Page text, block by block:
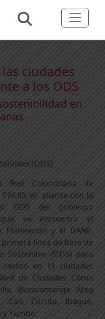
ciudades
a los ODS
en
(ODS)
Red Colombiana de
en alianza con la
ODS del gobierno
se encuentra el
Planeación y el DANE,
línea de base de
Sostenible (ODS) para
en 11 ciudades
de Ciudades Cómo
Bucaramanga Área
, Cali, Cúcuta, Ibagué,
Yumbo.